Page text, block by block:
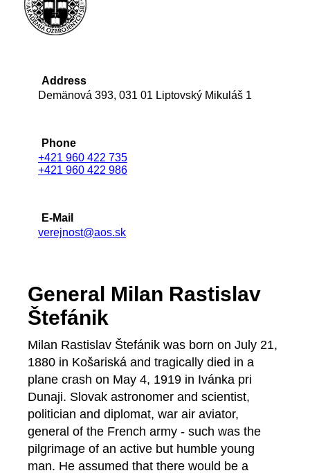
Address
Demänová 393, 031 01 Liptovský Mikuláš 1
Phone
+421 960 422 735
+421 960 422 986
E-Mail
verejnost@aos.sk
General Milan Rastislav
Štefánik
Milan Rastislav Štefánik was born on July 21,
1880 in Košariská and tragically died in a
plane crash on May 4, 1919 in Ivánka pri
Dunaji. Slovak astronomer and scientist,
politician and diplomat, war air aviator,
general of the French army - such was the
pilgrimage of an active but humble young
man. He assumed that there would be a